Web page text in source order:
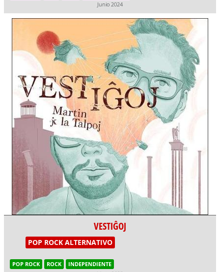
Junio 2024
VESTIĜOJ
POP ROCK ALTERNATIVO
POP ROCK ROCK
INDEPENDIENTE